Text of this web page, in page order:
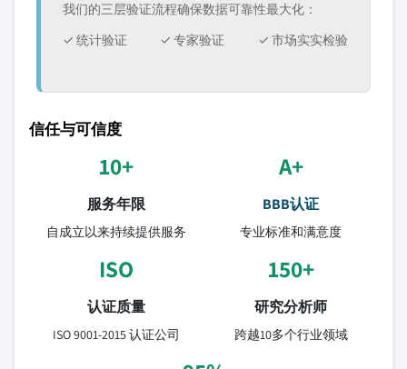
我们的三层验证流程确保数据可靠性最大化：
✓ 统计验证
✓ 专家验证 ✓ 市场实实检验
信任与可信度
10+
服务年限
自成立以来持续提供服务
A+
BBB认证
专业标准和满意度
ISO
认证质量
ISO 9001-2015 认证公司
150+
研究分析师
跨越10多个行业领域